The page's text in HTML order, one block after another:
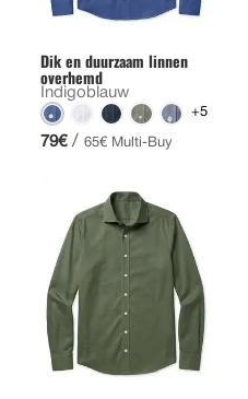
Dik en duurzaam linnen
overhemd
Indigoblauw
+5
79€ / 65€ Multi-Buy